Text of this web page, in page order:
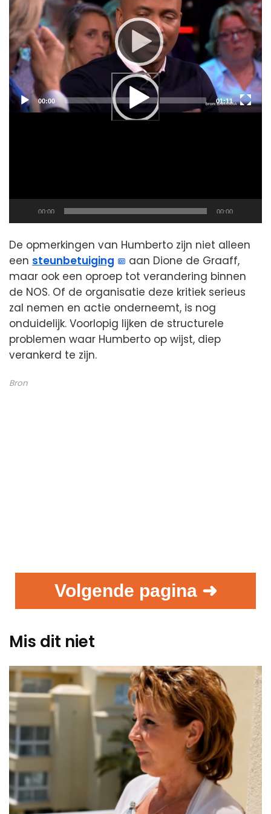
Current
time
00:00
Total
duration
01:11
Current
00:00
Total
00:00
De opmerkingen van Humberto zijn niet alleen
een steunbetuiging
aan Dione de Graaff,
maar ook een oproep tot verandering binnen
de NOS. Of de organisatie deze kritiek serieus
zal nemen en actie onderneemt, is nog
onduidelijk. Voorlopig lijken de structurele
problemen waar Humberto op wijst, diep
verankerd te zijn.
Bron
Volgende pagina ➜
Mis dit niet